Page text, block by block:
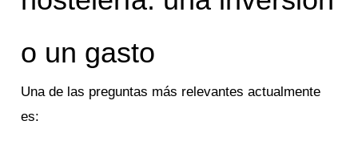
o un gasto
Una de las preguntas más relevantes actualmente
es: